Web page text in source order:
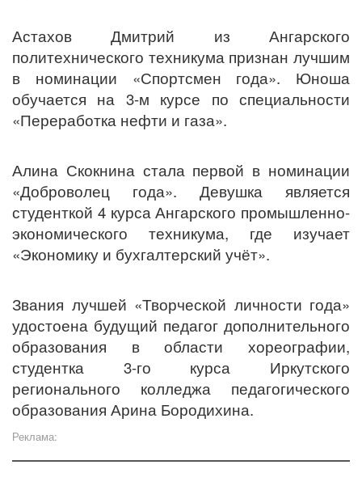
Астахов Дмитрий из Ангарского
политехнического техникума признан лучшим
в номинации «Спортсмен года». Юноша
обучается на 3-м курсе по специальности
«Переработка нефти и газа».
Алина Скокнина стала первой в номинации
«Доброволец года». Девушка является
студенткой 4 курса Ангарского промышленно-
экономического техникума, где изучает
«Экономику и бухгалтерский учёт».
Звания лучшей «Творческой личности года»
удостоена будущий педагог дополнительного
образования в области хореографии,
студентка 3-го курса Иркутского
регионального колледжа педагогического
образования Арина Бородихина.
Реклама: